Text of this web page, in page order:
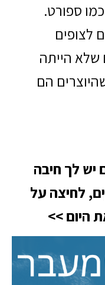
ספורט.
לצופים
שלא הייתה
הם
לך חיבה
לחיצה על
היום >>